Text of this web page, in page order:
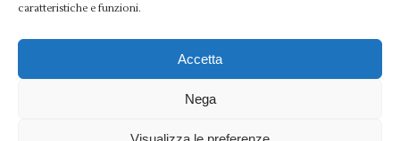
caratteristiche e funzioni.
Accetta
Nega
Simona Quadarella che, oltre a svestire per
qualche ora i panni della regina del
mezzofondo iridato ed europeo per
indossare quelli della polivalente, ha